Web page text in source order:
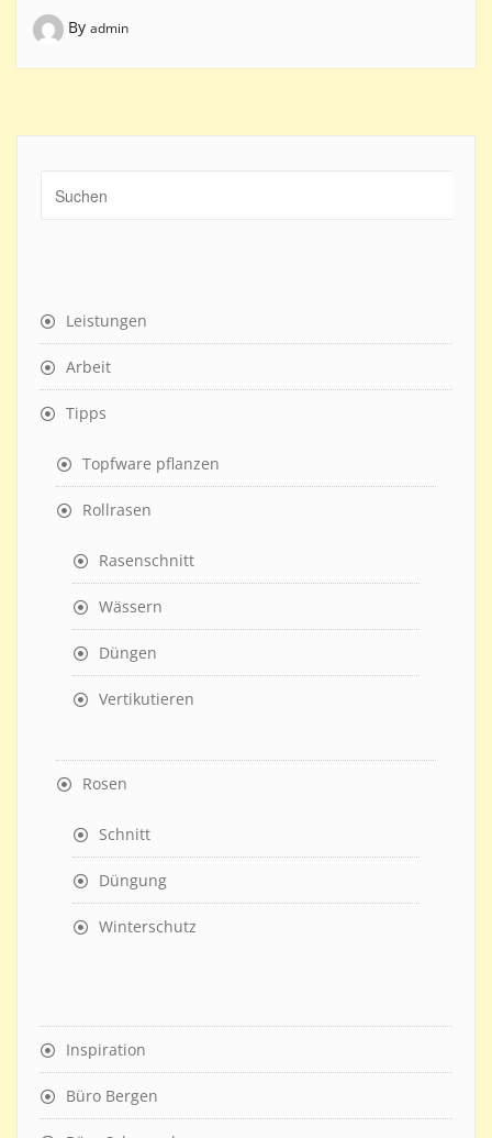
By admin
Leistungen
Arbeit
Tipps
Topfware pflanzen
Rollrasen
Rasenschnitt
Wässern
Düngen
Vertikutieren
Rosen
Schnitt
Düngung
Winterschutz
Inspiration
Büro Bergen